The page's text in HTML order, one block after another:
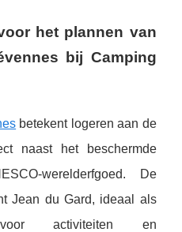
het plannen van
bij Camping
betekent logeren aan de
naast het beschermde
werelderfgoed. De
Jean du Gard, ideaal als
activiteiten en